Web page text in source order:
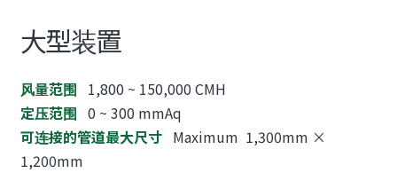
大型装置
风量范围 1,800 ~ 150,000 CMH
定压范围 0 ~ 300 mmAq
可连接的管道最大尺寸 Maximum 1,300mm ×
1,200mm